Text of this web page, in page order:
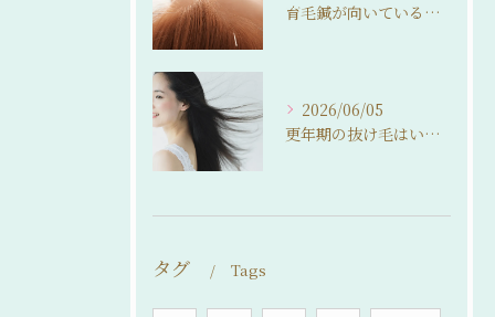
育毛鍼が向いている人・向いていない人。 来院前に知っておいてほしいこと
2026/06/05
更年期の抜け毛はいつまで続く？ 自然に整えるという選択
タグ Tags